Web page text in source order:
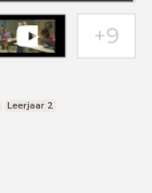
Leerjaar 2